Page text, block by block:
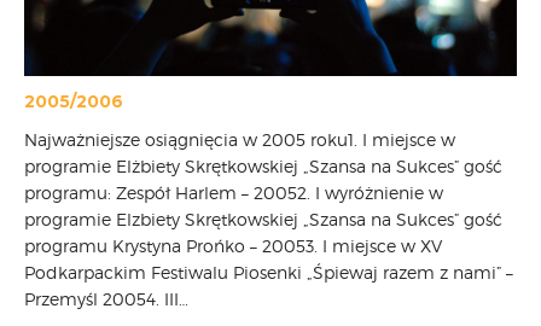
2005/2006
Najważniejsze osiągnięcia w 2005 roku1. I miejsce w
programie Elżbiety Skrętkowskiej „Szansa na Sukces” gość
programu: Zespół Harlem – 20052. I wyróżnienie w
programie Elzbiety Skrętkowskiej „Szansa na Sukces” gość
programu Krystyna Prońko – 20053. I miejsce w XV
Podkarpackim Festiwalu Piosenki „Śpiewaj razem z nami” –
Przemyśl 20054. III…